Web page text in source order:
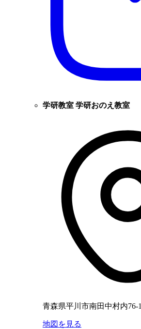
学研教室 学研おのえ教室
青森県平川市南田中村内76-1
地図を見る